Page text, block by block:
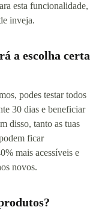
esta funcionalidade,
inveja.
a escolha certa
podes testar todos
30 dias e beneficiar
disso, tanto as tuas
ficar
mais acessíveis e
novos.